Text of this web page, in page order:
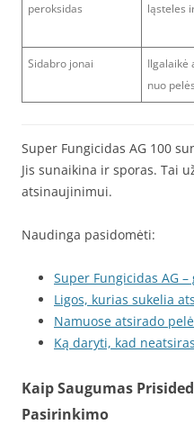
peroksidas
ląsteles
Sidabro jonai
Ilgalaikė
nuo
Super Fungicidas AG 100
Jis sunaikina ir sporas. Tai
atsinaujinimui.
Naudinga pasidomėti:
Super Fungicidas AG –
Ligos, kurias sukelia
Namuose atsirado
Ką daryti, kad
Kaip Saugumas
Pasirinkimo